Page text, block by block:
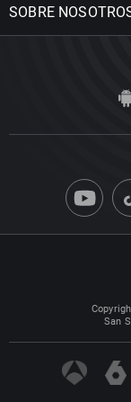
SOBRE
San